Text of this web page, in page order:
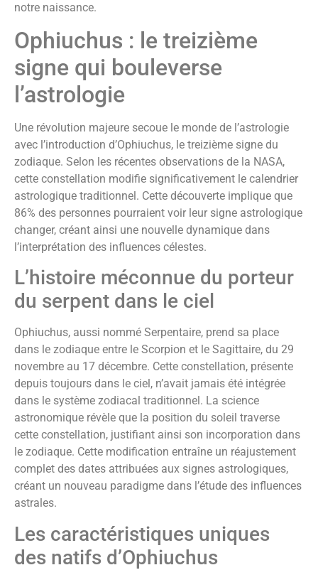
notre naissance.
Ophiuchus : le treizième
signe qui bouleverse
l’astrologie
Une révolution majeure secoue le monde de l’astrologie
avec l’introduction d’Ophiuchus, le treizième signe du
zodiaque. Selon les récentes observations de la NASA,
cette constellation modifie significativement le calendrier
astrologique traditionnel. Cette découverte implique que
86% des personnes pourraient voir leur signe astrologique
changer, créant ainsi une nouvelle dynamique dans
l’interprétation des influences célestes.
L’histoire méconnue du porteur
du serpent dans le ciel
Ophiuchus, aussi nommé Serpentaire, prend sa place
dans le zodiaque entre le Scorpion et le Sagittaire, du 29
novembre au 17 décembre. Cette constellation, présente
depuis toujours dans le ciel, n’avait jamais été intégrée
dans le système zodiacal traditionnel. La science
astronomique révèle que la position du soleil traverse
cette constellation, justifiant ainsi son incorporation dans
le zodiaque. Cette modification entraîne un réajustement
complet des dates attribuées aux signes astrologiques,
créant un nouveau paradigme dans l’étude des influences
astrales.
Les caractéristiques uniques
des natifs d’Ophiuchus